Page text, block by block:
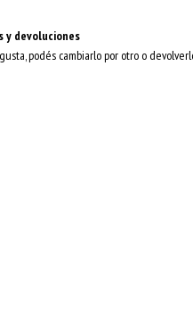
y devoluciones
podés cambiarlo por otro o